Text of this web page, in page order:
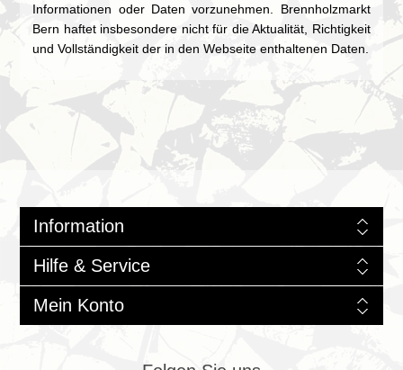
Informationen oder Daten vorzunehmen. Brennholzmarkt
Bern haftet insbesondere nicht für die Aktualität, Richtigkeit
und Vollständigkeit der in den Webseite enthaltenen Daten.
Information
Hilfe & Service
Mein Konto